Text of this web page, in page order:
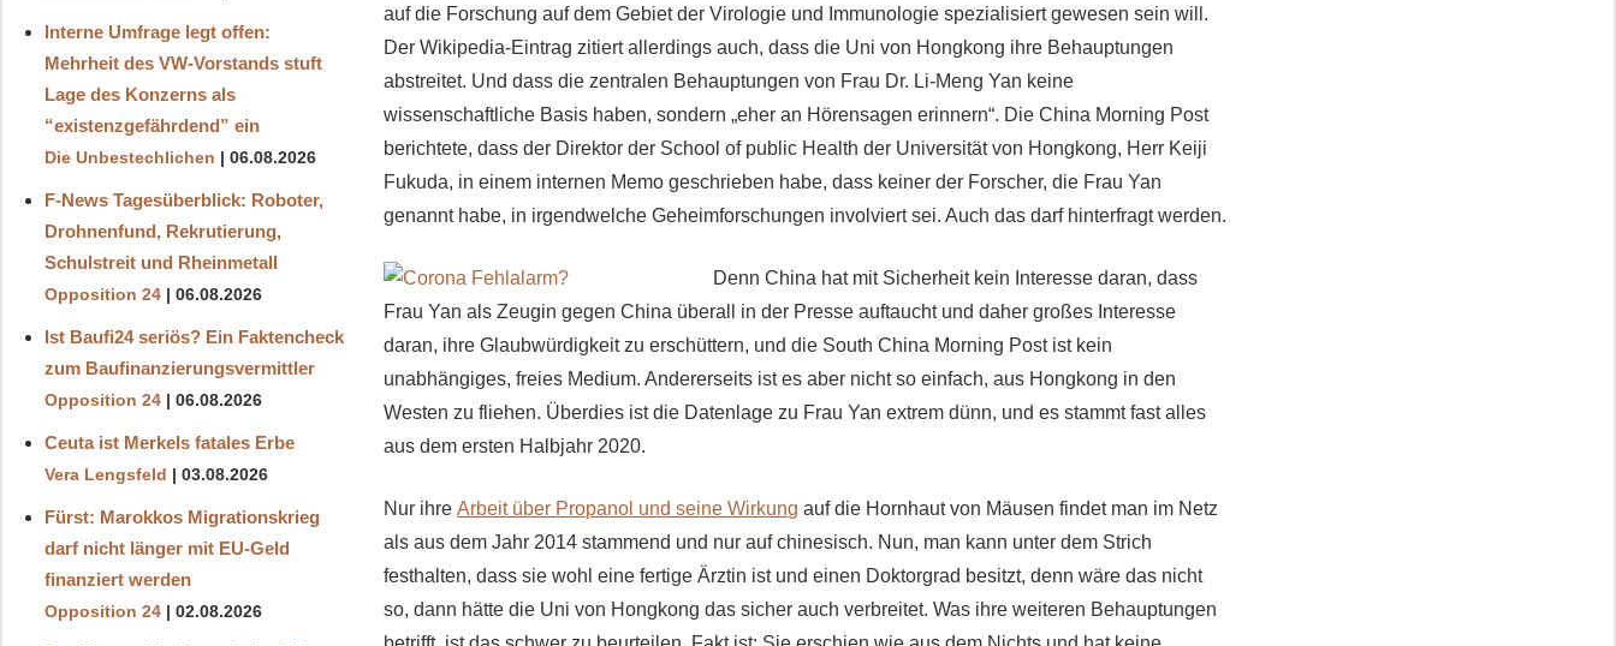
auf die Forschung auf dem Gebiet der Virologie und Immunologie spezialisiert gewesen sein will.
Der Wikipedia-Eintrag zitiert allerdings auch, dass die Uni von Hongkong ihre Behauptungen
abstreitet. Und dass die zentralen Behauptungen von Frau Dr. Li-Meng Yan keine
wissenschaftliche Basis haben, sondern „eher an Hörensagen erinnern“. Die China Morning Post
berichtete, dass der Direktor der School of public Health der Universität von Hongkong, Herr Keiji
Fukuda, in einem internen Memo geschrieben habe, dass keiner der Forscher, die Frau Yan
genannt habe, in irgendwelche Geheimforschungen involviert sei. Auch das darf hinterfragt werden.
Denn China hat mit Sicherheit kein Interesse daran, dass
Frau Yan als Zeugin gegen China überall in der Presse auftaucht und daher großes Interesse
daran, ihre Glaubwürdigkeit zu erschüttern, und die South China Morning Post ist kein
unabhängiges, freies Medium. Andererseits ist es aber nicht so einfach, aus Hongkong in den
Westen zu fliehen. Überdies ist die Datenlage zu Frau Yan extrem dünn, und es stammt fast alles
aus dem ersten Halbjahr 2020.
Nur ihreArbeit über Propanol und seine Wirkung auf die Hornhaut von Mäusen findet man im Netz
als aus dem Jahr 2014 stammend und nur auf chinesisch. Nun, man kann unter dem Strich
festhalten, dass sie wohl eine fertige Ärztin ist und einen Doktorgrad besitzt, denn wäre das nicht
so, dann hätte die Uni von Hongkong das sicher auch verbreitet. Was ihre weiteren Behauptungen
Interne Umfrage legt offen:
Mehrheit des VW-Vorstands stuft
Lage des Konzerns als
“existenzgefährdend” ein
Die Unbestechlichen 06.08.2026
F-News Tagesüberblick: Roboter,
Drohnenfund, Rekrutierung,
Schulstreit und Rheinmetall
Opposition 24 06.08.2026
Ist Baufi24 seriös? Ein Faktencheck
zum Baufinanzierungsvermittler
Opposition 24 06.08.2026
Ceuta ist Merkels fatales Erbe
Vera Lengsfeld 03.08.2026
Fürst: Marokkos Migrationskrieg
darf nicht länger mit EU-Geld
finanziert werden
Opposition 24 02.08.2026